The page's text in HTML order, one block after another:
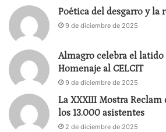
Poética del desgarro y la
9 de diciembre de 2025
Almagro celebra el
Homenaje al CELCIT
9 de diciembre de 2025
La XXXIII Mostra Reclam
los 13.000 asistentes
2 de diciembre de 2025